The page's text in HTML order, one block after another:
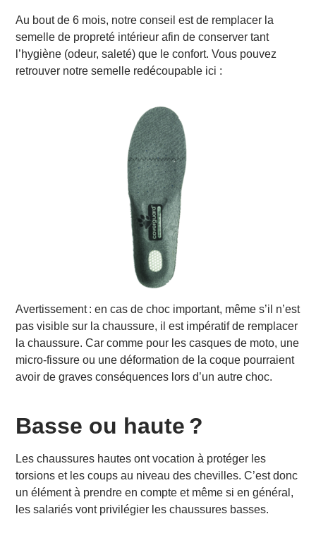
Au bout de 6 mois, notre conseil est de remplacer la
semelle de propreté intérieur afin de conserver tant
l’hygiène (odeur, saleté) que le confort. Vous pouvez
retrouver notre semelle redécoupable ici :
Avertissement : en cas de choc important, même s’il n’est
pas visible sur la chaussure, il est impératif de remplacer
la chaussure. Car comme pour les casques de moto, une
micro-fissure ou une déformation de la coque pourraient
avoir de graves conséquences lors d’un autre choc.
Basse ou haute ?
Les chaussures hautes ont vocation à protéger les
torsions et les coups au niveau des chevilles. C’est donc
un élément à prendre en compte et même si en général,
les salariés vont privilégier les chaussures basses.